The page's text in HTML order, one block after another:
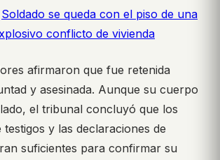
Soldado se queda con el piso de una
conflicto de vivienda
afirmaron que fue retenida
y asesinada. Aunque su cuerpo
el tribunal concluyó que los
testigos y las declaraciones de
suficientes para confirmar su